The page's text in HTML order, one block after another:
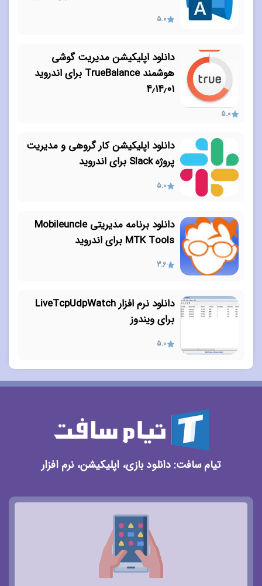
5.0
دانلود اپلیکیشن مدیریت گوشی
هوشمند TrueBalance برای اندروید
۴٫۱۴٫۰۱
5.0
دانلود اپلیکیشن کار گروهی و مدیریت
پروژه Slack برای اندروید
5.0
دانلود برنامه مدیریتی Mobileuncle
MTK Tools برای اندروید
3.6
دانلود نرم افزار LiveTcpUdpWatch
برای ویندوز
5.0
تیام سافت: دانلود بازی، اپلیکیشن، نرم افزار